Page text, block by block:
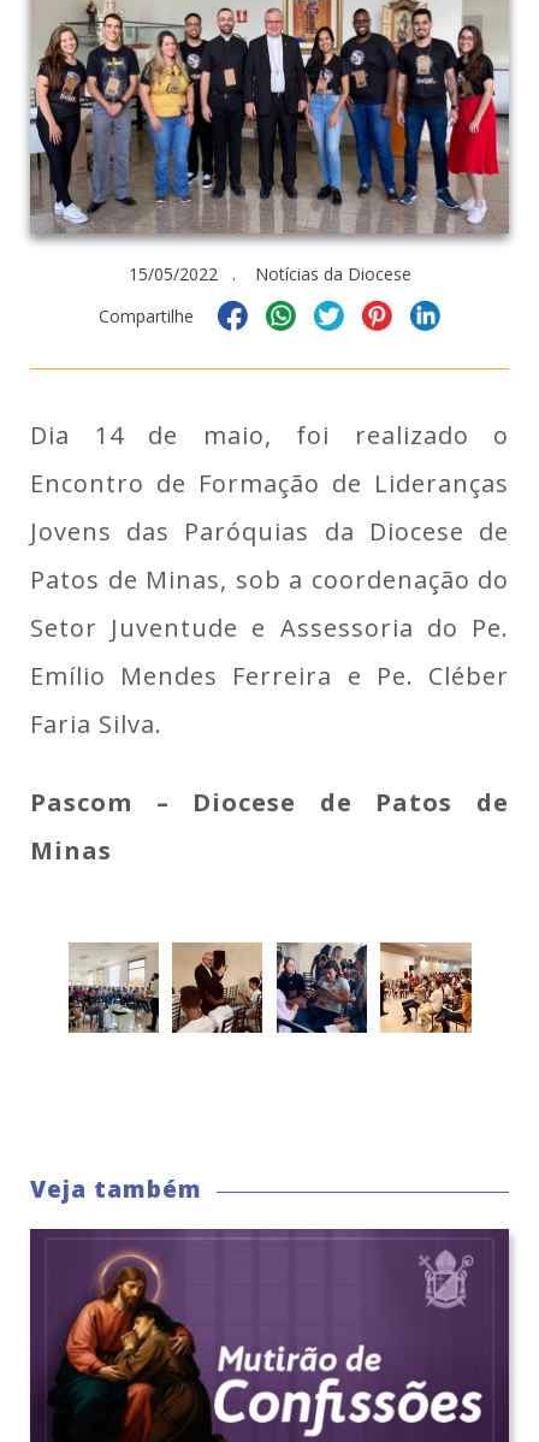
15/05/2022 . Notícias da Diocese
Compartilhe
Dia 14 de maio, foi realizado o
Encontro de Formação de Lideranças
Jovens das Paróquias da Diocese de
Patos de Minas, sob a coordenação do
Setor Juventude e Assessoria do Pe.
Emílio Mendes Ferreira e Pe. Cléber
Faria Silva.
Pascom – Diocese de Patos de
Minas
Veja também